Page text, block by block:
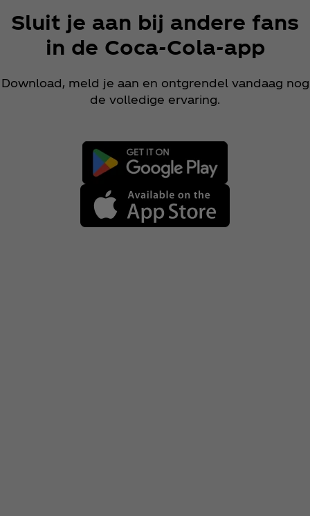
Sluit je aan bij andere fans
in de Coca‑Cola‑app
Download, meld je aan en ontgrendel vandaag nog
de volledige ervaring.